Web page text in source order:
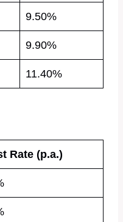
9.50%
9.90%
11.40%
Rate (p.a.)